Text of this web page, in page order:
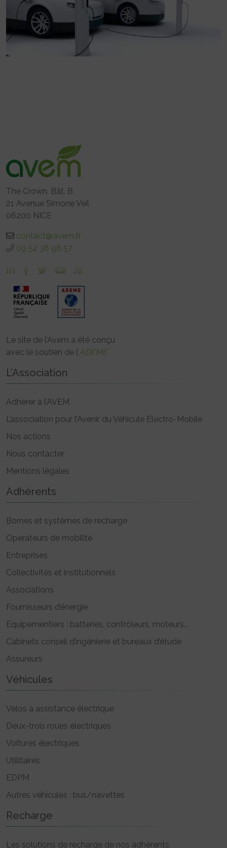
The Crown, Bât. B
21 Avenue Simone Veil
06200 NICE
contact@avem.fr
09 52 38 98 57
Le site de l’Avem a été conçu
avec le soutien de l’ADEME
L’Association
Adhérer à l’AVEM
L’association pour l’Avenir du Véhicule Electro-Mobile
Nos actions
Nous contacter
Mentions légales
Adhérents
Bornes et systèmes de recharge
Opérateurs de mobilité
Entreprises
Collectivités et institutionnels
Associations
Fournisseurs d’énergie
Equipementiers : batteries, contrôleurs, moteurs..
Cabinets conseil d’ingénierie et bureaux d’étude
Assureurs
Véhicules
Vélos à assistance électrique
Deux-trois roues électriques
Voitures électriques
Utilitaires
EDPM
Autres véhicules : bus/navettes
Recharge
Les solutions de recharge de nos adhérents